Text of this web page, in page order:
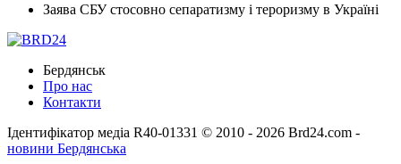
Заява СБУ стосовно сепаратизму і тероризму в Україні
Бердянськ
Про нас
Контакти
Ідентифікатор медіа R40-01331 © 2010 - 2026 Brd24.com -
новини Бердянська